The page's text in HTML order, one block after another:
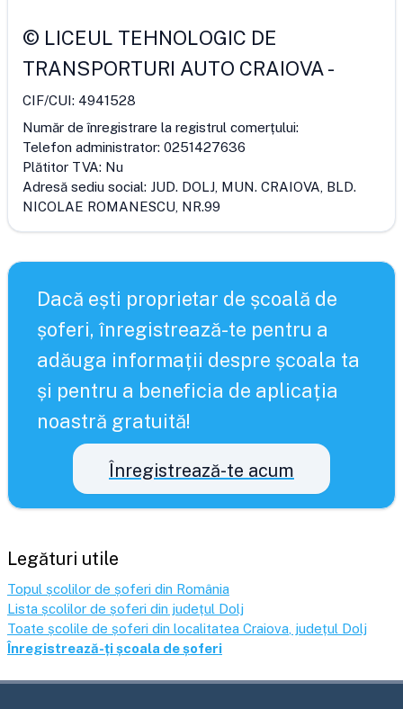
© LICEUL TEHNOLOGIC DE
TRANSPORTURI AUTO CRAIOVA-
CIF/CUI: 4941528
Număr de înregistrare la registrul comerțului:
Telefon administrator: 0251427636
Plătitor TVA: Nu
Adresă sediu social: JUD. DOLJ, MUN. CRAIOVA, BLD.
NICOLAE ROMANESCU, NR.99
Dacă ești proprietar de școală de
șoferi, înregistrează-te pentru a
adăuga informații despre școala ta
și pentru a beneficia de aplicația
noastră gratuită!
Înregistrează-te acum
Legături utile
Topul școlilor de șoferi din România
Lista școlilor de șoferi din județul Dolj
Toate școlile de șoferi din localitatea Craiova , județul Dolj
Înregistrează-ți școala de șoferi